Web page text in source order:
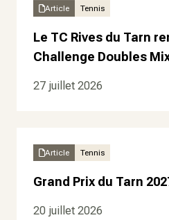
Article Tennis
Le TC Rives du Tarn
Challenge Doubles
27 juillet 2026
Article Tennis
Grand Prix du Tarn
20 juillet 2026